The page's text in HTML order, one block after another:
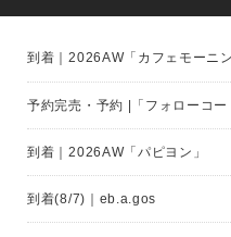
到着｜2026AW「カフェモーニン
予約完売・予約 |「フォローコー
到着｜2026AW「パピヨン」
到着(8/7)｜eb.a.gos